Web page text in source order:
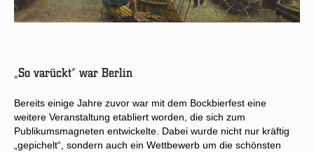
„So varückt“ war Berlin
Bereits einige Jahre zuvor war mit dem Bockbierfest eine
weitere Veranstaltung etabliert worden, die sich zum
Publikumsmagneten entwickelte. Dabei wurde nicht nur kräftig
„gepichelt“, sondern auch ein Wettbewerb um die schönsten